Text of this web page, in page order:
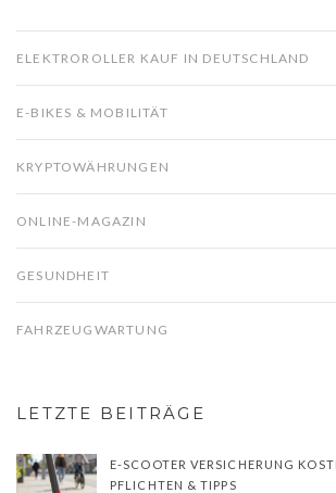
ELEKTROROLLER KAUF IN DEUTSCHLAND
E-BIKES & MOBILITÄT
KRYPTOWÄHRUNGEN
ONLINE-MAGAZIN
GESUNDHEIT
FAHRZEUGWARTUNG
LETZTE BEITRÄGE
E-SCOOTER VERSICHERUNG
PFLICHTEN & TIPPS